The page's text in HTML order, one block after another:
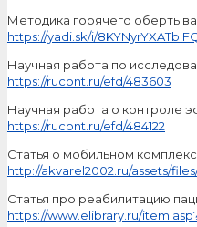
Методика горячего
https://yadi.sk/i/
Научная работа по
https://rucont.ru/efd/483603
Научная работа о контроле
https://rucont.ru/efd/484122
Статья о мобильном
http://akvarel2002.ru/assets/
Статья про реабилитацию
https://www.elibrary.ru/